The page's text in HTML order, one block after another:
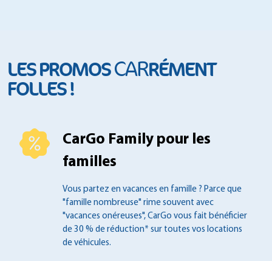
LES PROMOSCARRÉMENT
FOLLES !
CarGo Family pour les
familles
Vous partez en vacances en famille ? Parce que
"famille nombreuse" rime souvent avec
"vacances onéreuses", CarGo vous fait bénéficier
de 30 % de réduction* sur toutes vos locations
de véhicules.